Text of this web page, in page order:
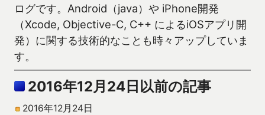
ログです。Android（java）や iPhone開発
（Xcode, Objective-C, C++ によるiOSアプリ開
発）に関する技術的なことも時々アップしていま
す。
2016年12月24日以前の記事
2016年12月24日